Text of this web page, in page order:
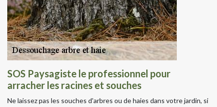
SOS Paysagiste le professionnel pour
arracher les racines et souches
Ne laissez pas les souches d'arbres ou de haies dans votre jardin, si